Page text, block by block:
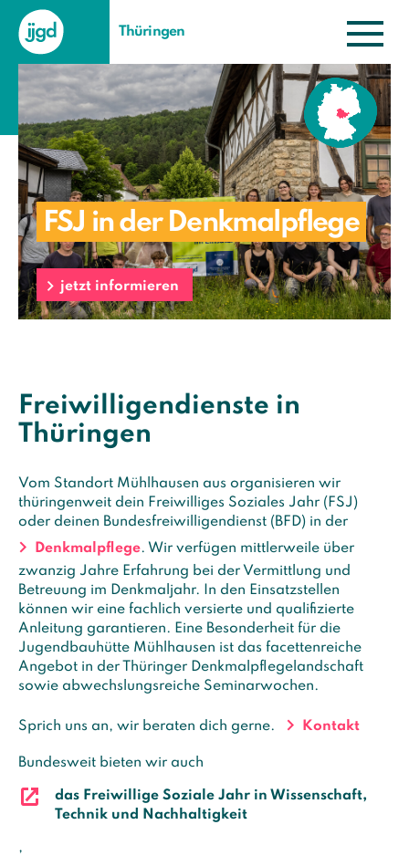
Thüringen
FSJ in der Denkmalpflege
jetzt informieren
Freiwilligendienste in
Thüringen
Vom Standort Mühlhausen aus organisieren wir
thüringenweit dein Freiwilliges Soziales Jahr (FSJ)
oder deinen Bundesfreiwilligendienst (BFD) in der
Denkmalpflege. Wir verfügen mittlerweile über
zwanzig Jahre Erfahrung bei der Vermittlung und
Betreuung im Denkmaljahr. In den Einsatzstellen
können wir eine fachlich versierte und qualifizierte
Anleitung garantieren. Eine Besonderheit für die
Jugendbauhütte Mühlhausen ist das facettenreiche
Angebot in der Thüringer Denkmalpflegelandschaft
sowie abwechslungsreiche Seminarwochen.
Sprich uns an, wir beraten dich gerne. Kontakt
Bundesweit bieten wir auch
das Freiwillige Soziale Jahr in Wissenschaft,
Technik und Nachhaltigkeit
,